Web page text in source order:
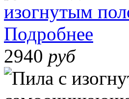
изогнутым
Подробнее
2940 руб